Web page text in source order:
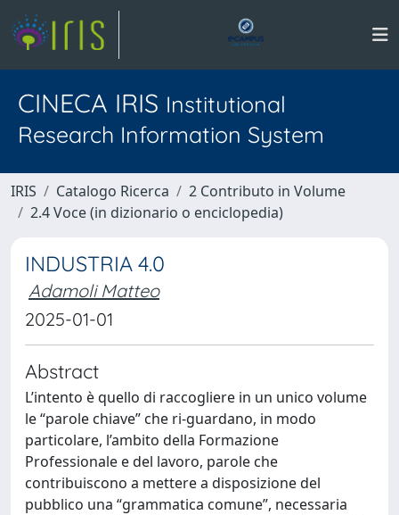
CINECA IRIS Institutional
Research Information System
IRIS Catalogo Ricerca
2 Contributo in Volume
2.4 Voce (in dizionario o enciclopedia)
INDUSTRIA 4.0
Adamoli Matteo
2025-01-01
Abstract
L’intento è quello di raccogliere in un unico volume
le “parole chiave” che ri-guardano, in modo
particolare, l’ambito della Formazione
Professionale e del lavoro, parole che
contribuiscono a mettere a disposizione del
pubblico una “grammatica comune”, necessaria